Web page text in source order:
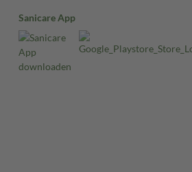
Sanicare App